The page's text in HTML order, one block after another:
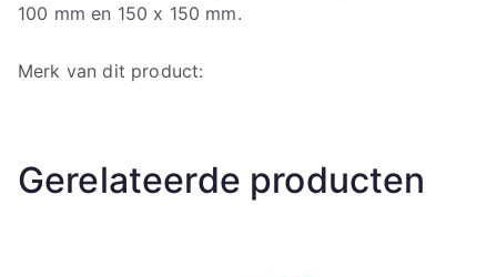
100 mm en 150 x 150 mm.
Merk van dit product:
Gerelateerde producten